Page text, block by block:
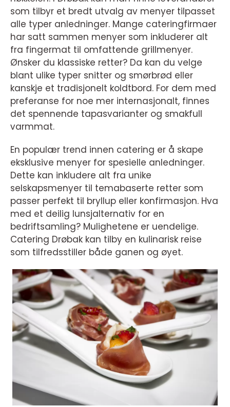
som tilbyr et bredt utvalg av menyer tilpasset
alle typer anledninger. Mange cateringfirmaer
har satt sammen menyer som inkluderer alt
fra fingermat til omfattende grillmenyer.
Ønsker du klassiske retter? Da kan du velge
blant ulike typer snitter og smørbrød eller
kanskje et tradisjonelt koldtbord. For dem med
preferanse for noe mer internasjonalt, finnes
det spennende tapasvarianter og smakfull
varmmat.
En populær trend innen catering er å skape
eksklusive menyer for spesielle anledninger.
Dette kan inkludere alt fra unike
selskapsmenyer til temabaserte retter som
passer perfekt til bryllup eller konfirmasjon. Hva
med et deilig lunsjalternativ for en
bedriftsamling? Mulighetene er uendelige.
Catering Drøbak kan tilby en kulinarisk reise
som tilfredsstiller både ganen og øyet.